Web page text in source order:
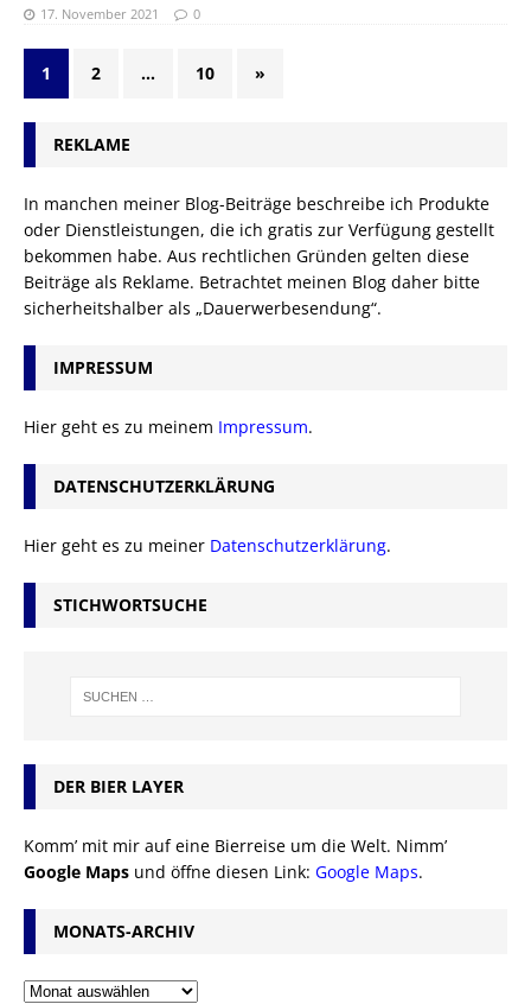
17. November 2021 0
1 2 … 10 »
REKLAME
In manchen meiner Blog-Beiträge beschreibe ich Produkte
oder Dienstleistungen, die ich gratis zur Verfügung gestellt
bekommen habe. Aus rechtlichen Gründen gelten diese
Beiträge als Reklame. Betrachtet meinen Blog daher bitte
sicherheitshalber als „Dauerwerbesendung“.
IMPRESSUM
Hier geht es zu meinem Impressum.
DATENSCHUTZERKLÄRUNG
Hier geht es zu meiner Datenschutzerklärung.
STICHWORTSUCHE
DER BIER LAYER
Komm’ mit mir auf eine Bierreise um die Welt. Nimm’
Google Maps und öffne diesen Link: Google Maps.
MONATS-ARCHIV